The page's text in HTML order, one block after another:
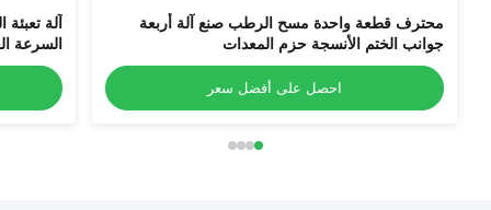
محترف قطعة واحدة مسح الرطب صنع آلة أربعة
جوانب الختم الأنسجة حزم المعدات
احصل على أفضل سعر
آلة
السرعة
الجوانب